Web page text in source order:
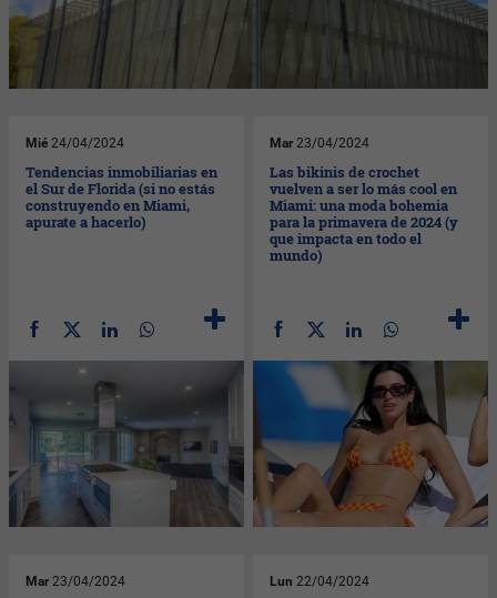
Mié 24/04/2024
Tendencias inmobiliarias en
el Sur de Florida (si no estás
construyendo en Miami,
apurate a hacerlo)
Mar 23/04/2024
Las bikinis de crochet
vuelven a ser lo más cool en
Miami: una moda bohemia
para la primavera de 2024 (y
que impacta en todo el
mundo)
Mar 23/04/2024 Lun 22/04/2024